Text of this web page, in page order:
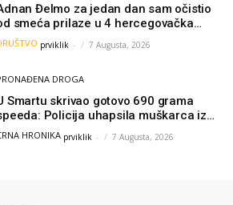
Đelmo za jedan dan sam očistio
smeća prilaze u 4 hercegovačka
“Danas nisam čistio samo smeće,
čistio sam sliku o nama”
prviklik - 7 Augusta, 2026
DROGA
Smartu skrivao gotovo 690 grama
Policija uhapsila muškarca iz
HRONIKA prviklik - 7 Augusta, 2026